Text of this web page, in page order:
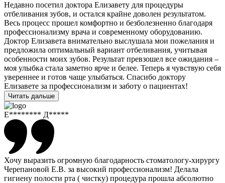
Недавно посетил доктора Елизавету для процедуры
отбеливания зубов, и остался крайне доволен результатом.
Весь процесс прошел комфортно и безболезненно благодаря
профессионализму врача и современному оборудованию.
Доктор Елизавета внимательно выслушала мои пожелания и
предложила оптимальный вариант отбеливания, учитывая
особенности моих зубов. Результат превзошел все ожидания –
моя улыбка стала заметно ярче и белее. Теперь я чувствую себя
увереннее и готов чаще улыбаться. Спасибо доктору
Елизавете за профессионализм и заботу о пациентах!
Читать дальше
Е******** Д*****
Хочу выразить огромную благодарность стоматологу-хирургу
Черепановой Е.В. за высокий профессионализм! Делала
гигиену полости рта ( чистку) процедура прошла абсолютно